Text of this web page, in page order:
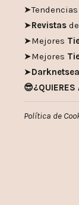
➤Tendencias
➤Revistas
➤Mejores
➤Mejores
➤
😎¿QUIERES
Política de